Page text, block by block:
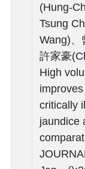
(Hung-
Tsung
Wang)、
許家豪
High
critically
jaundice